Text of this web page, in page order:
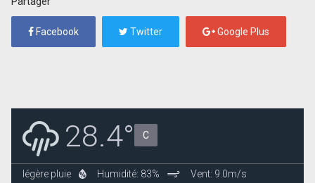
Facebook Twitter Google Plus
28.4° C
légère pluie Humidité: 83% Vent: 9.0m/s